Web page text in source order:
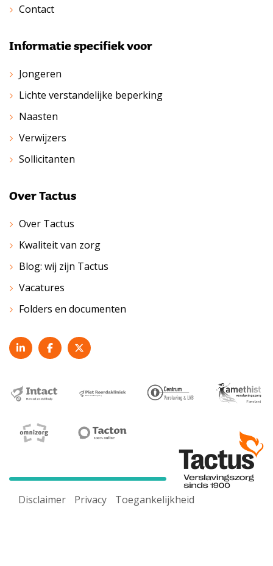
Contact
Informatie specifiek voor
Jongeren
Lichte verstandelijke beperking
Naasten
Verwijzers
Sollicitanten
Over Tactus
Over Tactus
Kwaliteit van zorg
Blog: wij zijn Tactus
Vacatures
Folders en documenten
Disclaimer Privacy Toegankelijkheid